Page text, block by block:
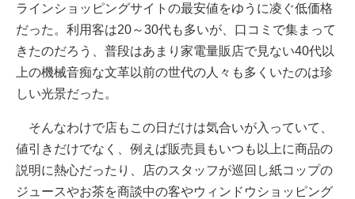
ラインショッピングサイトの最安値をゆうに凌ぐ低価格
だった。利用客は20～30代も多いが、口コミで集まって
きたのだろう、普段はあまり家電量販店で見ない40代以
上の機械音痴な文革以前の世代の人々も多くいたのは珍
しい光景だった。
そんなわけで店もこの日だけは気合いが入っていて、
値引きだけでなく、例えば販売員もいつも以上に商品の
説明に熱心だったり、店のスタッフが巡回し紙コップの
ジュースやお茶を商談中の客やウィンドウショッピング